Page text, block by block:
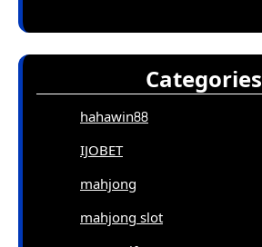
Categories
hahawin88
IJOBET
mahjong
mahjong slot